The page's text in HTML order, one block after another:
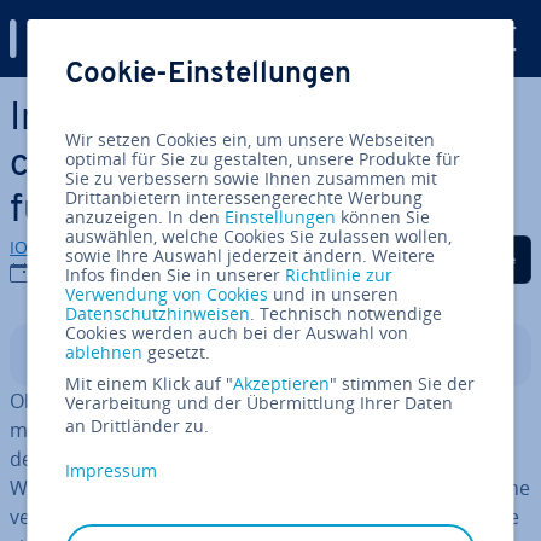
Zum Haupt­in­halt springen
Internet-Pro­gram­mier­spra­
chen: Die besten Sprachen
fürs Web
IONOS Redaktion
25.01.2022
Auf Facebook teilen
Auf Twitter teilen
Auf LinkedIn
In­halts­ver­zeich­nis
Ob Sie auf YouTube Videos ansehen, sich per LinkedIn
mit Ge­schäfts­part­nern vernetzen oder einen Artikel in
der Wikipedia lesen – die großen und viel­be­such­ten
Websites funk­tio­nie­ren in aller Regel rei­bungs­los. Welche
ver­schie­de­nen Skripte im Hin­ter­grund ablaufen und wie
Cookie-Einstellungen
Wir setzen Cookies ein, um unsere Webseiten
optimal für Sie zu gestalten, unsere Produkte für
Sie zu verbessern sowie Ihnen zusammen mit
Drittanbietern interessengerechte Werbung
anzuzeigen. In den Einstellungen können Sie
auswählen, welche Cookies Sie zulassen wollen,
sowie Ihre Auswahl jederzeit ändern. Weitere
Infos finden Sie in unserer Richtlinie zur
Verwendung von Cookies und in unseren
Datenschutzhinweisen. Technisch notwendige
Cookies werden auch bei der Auswahl von
ablehnen gesetzt.
Mit einem Klick auf "Akzeptieren" stimmen Sie der
Verarbeitung und der Übermittlung Ihrer Daten
an Drittländer zu.
Impressum